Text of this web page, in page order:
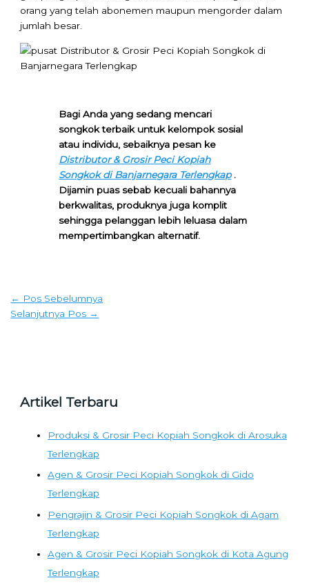
orang yang telah abonemen maupun mengorder dalam
jumlah besar.
Bagi Anda yang sedang mencari
songkok terbaik untuk kelompok sosial
atau individu, sebaiknya pesan ke
Distributor & Grosir Peci Kopiah
Songkok di Banjarnegara Terlengkap.
Dijamin puas sebab kecuali bahannya
berkwalitas, produknya juga komplit
sehingga pelanggan lebih leluasa dalam
mempertimbangkan alternatif.
← Pos Sebelumnya
Selanjutnya Pos →
Artikel Terbaru
Produksi & Grosir Peci Kopiah Songkok di Arosuka
Terlengkap
Agen & Grosir Peci Kopiah Songkok di Gido
Terlengkap
Pengrajin & Grosir Peci Kopiah Songkok di Agam
Terlengkap
Agen & Grosir Peci Kopiah Songkok di Kota Agung
Terlengkap